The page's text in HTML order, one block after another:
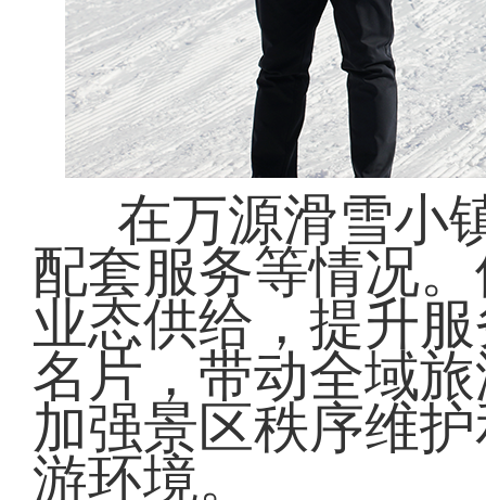
在万源滑雪小
配套服务等情况
业态供给，提升
名片，带动全域
加强景区秩序维
游环境。